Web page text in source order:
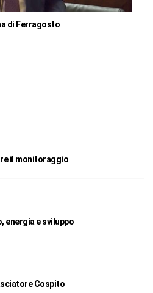
di Ferragosto
il monitoraggio
energia e sviluppo
Cospito